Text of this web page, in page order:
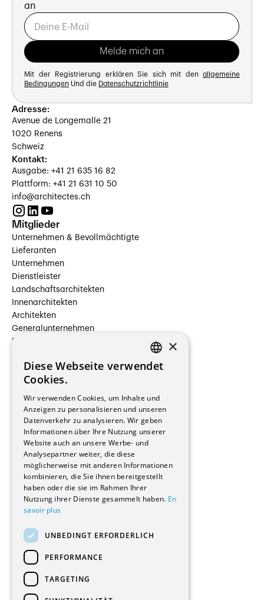
an
Mit der Registrierung erklären Sie sich mit den allgemeine
Bedingungen Und die Datenschutzrichtlinie
Adresse:
Avenue de Longemalle 21
1020 Renens
Schweiz
Kontakt:
Ausgabe: +41 21 635 16 82
Plattform: +41 21 631 10 50
info@architectes.ch
Mitglieder
Unternehmen & Bevollmächtigte
Lieferanten
Unternehmen
Dienstleister
Landschaftsarchitekten
Innenarchitekten
Architekten
Generalunternehmen
Beauftragte Unternehmen
Hersteller/Lieferanten
Bauherrschaften
Immobilienverwaltungsgesellschaften
Stockwerkeigentum
Reportagen
Wohnungen
Renovierungen
Innere Umbauten
Gastgewerbe und Tourismus
Verwaltungsgebäude und Geschäfte
Schuleinrichtungen
Medizinische Einrichtungen
Kultur - Sport - Freizeit
Industrie - Handwerk
Transport und Parkplätze
Diverse Bauten
FRENCH
×
Diese Webseite verwendet
Cookies.
Wir verwenden Cookies, um Inhalte und
Anzeigen zu personalisieren und unseren
Datenverkehr zu analysieren. Wir geben
Informationen über Ihre Nutzung unserer
Website auch an unsere Werbe- und
Analysepartner weiter, die diese
möglicherweise mit anderen Informationen
kombinieren, die Sie ihnen bereitgestellt
haben oder die sie im Rahmen Ihrer
Nutzung ihrer Dienste gesammelt haben. En
savoir plus
UNBEDINGT ERFORDERLICH
PERFORMANCE
TARGETING